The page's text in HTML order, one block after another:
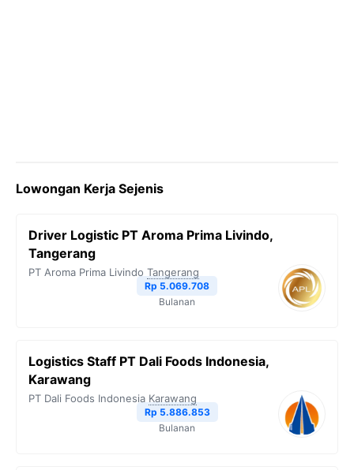
Lowongan Kerja Sejenis
Driver Logistic PT Aroma Prima Livindo,
Tangerang
PT Aroma Prima Livindo Tangerang
Rp 5.069.708
Bulanan
Logistics Staff PT Dali Foods Indonesia,
Karawang
PT Dali Foods Indonesia Karawang
Rp 5.886.853
Bulanan